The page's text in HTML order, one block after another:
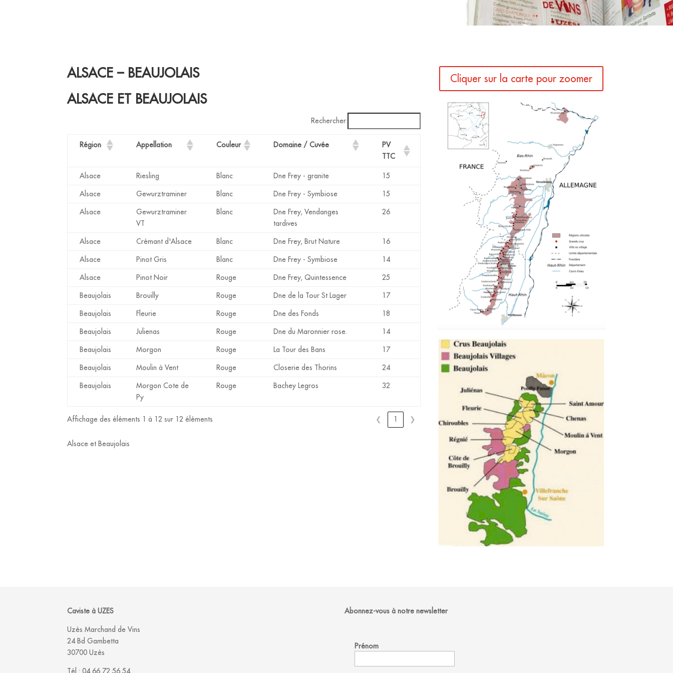
ALSACE – BEAUJOLAIS
ALSACE ET BEAUJOLAIS
Rechercher:
Région Appellation Couleur Domaine / Cuvée
PV
TTC
Alsace Riesling Blanc Dne Frey - granite
15
Alsace
Gewurztraminer Blanc Dne Frey - Symbiose
15
Alsace
Gewurztraminer
VT
Blanc
Dne Frey, Vendanges
tardives
26
Alsace Crémant d'Alsace Blanc Dne Frey, Brut Nature
16
Alsace
Pinot Gris Blanc Dne Frey - Symbiose
14
Alsace
Pinot Noir Rouge Dne Frey, Quintessence
25
Beaujolais
Brouilly Rouge Dne de la Tour St Lager
17
Beaujolais
Fleurie Rouge Dne des Fonds
18
Beaujolais
Julienas Rouge Dne du Maronnier rose.
14
Beaujolais
Morgon Rouge La Tour des Bans
17
Beaujolais
Moulin à Vent Rouge Closerie des Thorins
24
Beaujolais
Morgon Cote de
Py
Rouge Bachey Legros 32
Affichage des éléments 1 à 12 sur 12 éléments ❮ 1 ❯
Alsace et Beaujolais
Cliquer sur la carte pour zoomer
Caviste à UZES
Uzès Marchand de Vins
24 Bd Gambetta
30700 Uzès
Tél :04 66 72 56 54
Abonnez-vous à notre newsletter
Prénom